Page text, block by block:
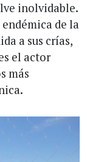
inolvidable.
de la
a sus crías,
el actor
más